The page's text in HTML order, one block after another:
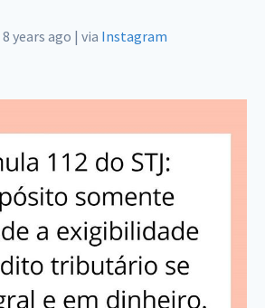
8 years ago | via Instagram